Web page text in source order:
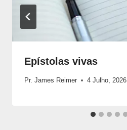
Epístolas vivas
Pr. James Reimer 4 Julho, 2026